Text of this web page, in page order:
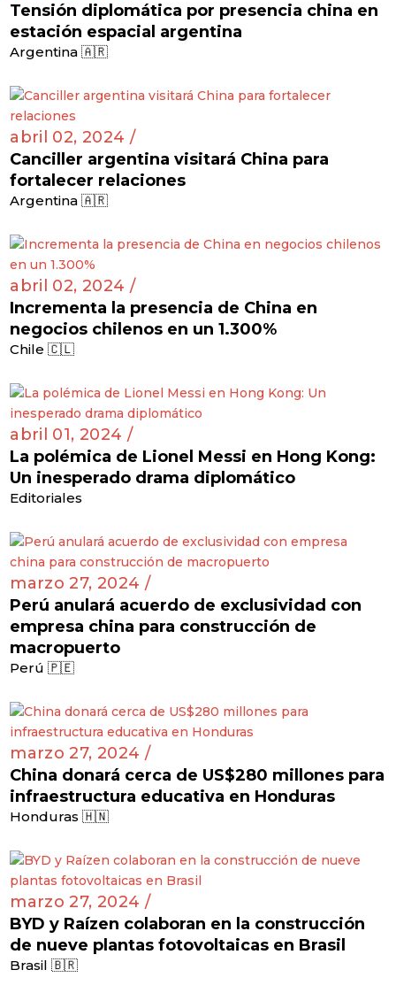
Tensión diplomática por presencia china en
estación espacial argentina
Argentina 🇦🇷
abril 02, 2024 /
Canciller argentina visitará China para
fortalecer relaciones
Argentina 🇦🇷
abril 02, 2024 /
Incrementa la presencia de China en
negocios chilenos en un 1.300%
Chile 🇨🇱
abril 01, 2024 /
La polémica de Lionel Messi en Hong Kong:
Un inesperado drama diplomático
Editoriales
marzo 27, 2024 /
Perú anulará acuerdo de exclusividad con
empresa china para construcción de
macropuerto
Perú 🇵🇪
marzo 27, 2024 /
China donará cerca de US$280 millones para
infraestructura educativa en Honduras
Honduras 🇭🇳
marzo 27, 2024 /
BYD y Raízen colaboran en la construcción
de nueve plantas fotovoltaicas en Brasil
Brasil 🇧🇷